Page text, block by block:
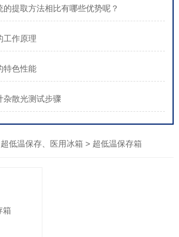
的提取方法相比有哪些优势呢？
工作原理
特色性能
杂散光测试步骤
超低温保存、医用冰箱 > 超低温保存箱